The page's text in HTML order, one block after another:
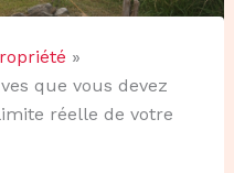
que vous devez
réelle de votre